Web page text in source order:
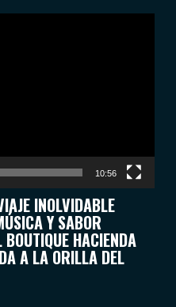
10:56
INOLVIDABLE
Y SABOR
HACIENDA
A LA ORILLA DEL